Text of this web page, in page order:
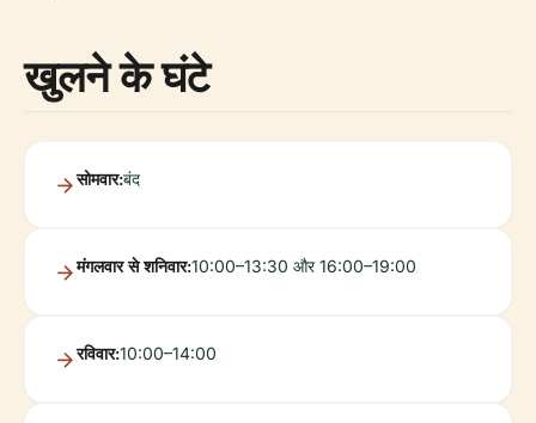
खुलने के घंटे
सोमवार:बंद
मंगलवार से शनिवार:10:00–13:30 और 16:00–19:00
रविवार:10:00–14:00